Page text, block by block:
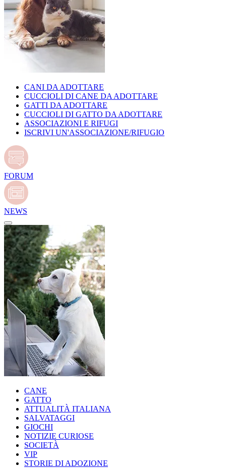
CANI DA ADOTTARE
CUCCIOLI DI CANE DA ADOTTARE
GATTI DA ADOTTARE
CUCCIOLI DI GATTO DA ADOTTARE
ASSOCIAZIONI E RIFUGI
ISCRIVI UN'ASSOCIAZIONE/RIFUGIO
FORUM
NEWS
CANE
GATTO
ATTUALITÀ ITALIANA
SALVATAGGI
GIOCHI
NOTIZIE CURIOSE
SOCIETÀ
VIP
STORIE DI ADOZIONE